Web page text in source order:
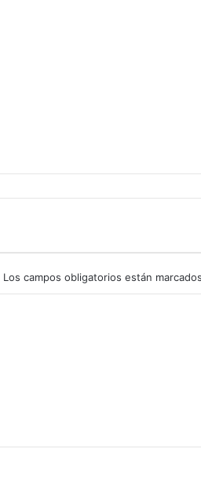
Los campos obligatorios están